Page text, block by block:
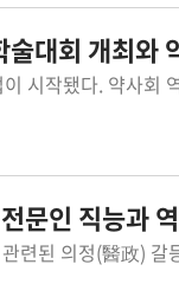
대회 개최와
문인 직능과